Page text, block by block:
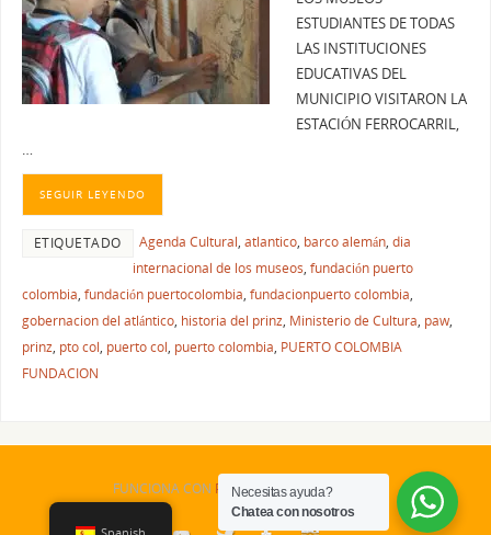
ESTUDIANTES DE TODAS
LAS INSTITUCIONES
EDUCATIVAS DEL
MUNICIPIO VISITARON LA
ESTACIÓN FERROCARRIL,
…
SEGUIR LEYENDO
ETIQUETADO Agenda Cultural, atlantico, barco alemán, dia
internacional de los museos, fundación puerto
colombia, fundación puertocolombia, fundacionpuerto colombia,
gobernacion del atlántico, historia del prinz, Ministerio de Cultura, paw,
prinz, pto col, puerto col, puerto colombia, PUERTO COLOMBIA
FUNDACION
FUNCIONA CON PARABOLA&WORDPRESS.
Necesitas ayuda?
Chatea con nosotros